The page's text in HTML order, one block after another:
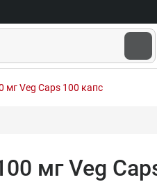
мг Veg Caps 100 капс
мг Veg